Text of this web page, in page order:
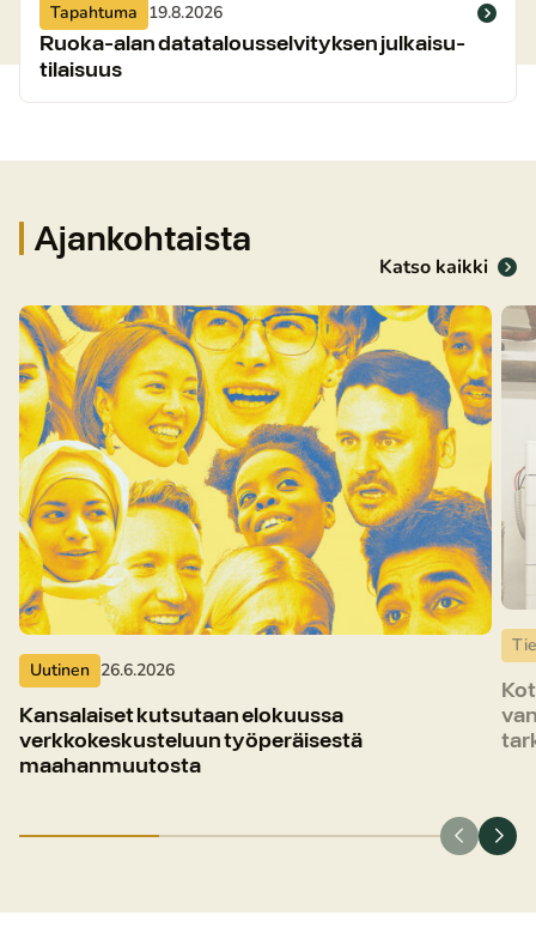
Tapahtuma 19.8.2026
Ruoka-alan da­ta­ta­lous­sel­vi­tyk­sen jul­kai­su­
ti­lai­suus
Ajankohtaista
Katso kaikki
Uutinen 26.6.2026
Kansalaiset kutsutaan elokuussa
verkkokeskusteluun työperäisestä
maahanmuutosta